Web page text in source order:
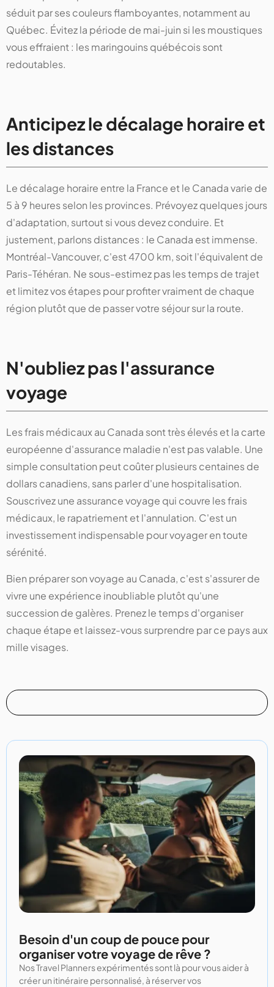
séduit par ses couleurs flamboyantes, notamment au
Québec. Évitez la période de mai-juin si les moustiques
vous effraient : les maringouins québécois sont
redoutables.
Anticipez le décalage horaire et
les distances
Le décalage horaire entre la France et le Canada varie de
5 à 9 heures selon les provinces. Prévoyez quelques jours
d'adaptation, surtout si vous devez conduire. Et
justement, parlons distances : le Canada est immense.
Montréal-Vancouver, c'est 4700 km, soit l'équivalent de
Paris-Téhéran. Ne sous-estimez pas les temps de trajet
et limitez vos étapes pour profiter vraiment de chaque
région plutôt que de passer votre séjour sur la route.
N'oubliez pas l'assurance
voyage
Les frais médicaux au Canada sont très élevés et la carte
européenne d'assurance maladie n'est pas valable. Une
simple consultation peut coûter plusieurs centaines de
dollars canadiens, sans parler d'une hospitalisation.
Souscrivez une assurance voyage qui couvre les frais
médicaux, le rapatriement et l'annulation. C'est un
investissement indispensable pour voyager en toute
sérénité.
Bien préparer son voyage au Canada, c'est s'assurer de
vivre une expérience inoubliable plutôt qu'une
succession de galères. Prenez le temps d'organiser
chaque étape et laissez-vous surprendre par ce pays aux
mille visages.
Besoin d'un coup de pouce pour
organiser votre voyage de rêve ?
Nos Travel Planners expérimentés sont là pour vous aider à
créer un itinéraire personnalisé, à réserver vos